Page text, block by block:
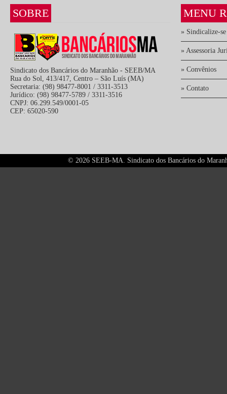
SOBRE
Sindicato dos Bancários do Maranhão - SEEB/MA
Rua do Sol, 413/417, Centro – São Luís (MA)
Secretaria: (98) 98477-8001 / 3311-3513
Jurídico: (98) 98477-5789 / 3311-3516
CNPJ: 06.299.549/0001-05
CEP: 65020-590
MENU
» Sindicalize-se
» Assessoria
» Convênios
» Contato
© 2026 SEEB-MA. Sindicato dos Bancários do